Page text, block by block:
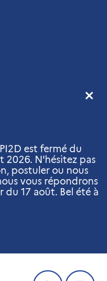
est fermé du
2026. N'hésitez pas
postuler ou nous
vous répondrons
du 17 août. Bel été à